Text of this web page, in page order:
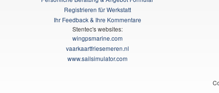
Registrieren für Werkstatt
Ihr Feedback & Ihre Kommentare
Stentec's websites:
wingpsmarine.com
vaarkaartfriesemeren.nl
www.sailsimulator.com